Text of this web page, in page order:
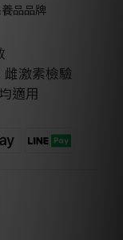
品品牌
激素檢驗
適用